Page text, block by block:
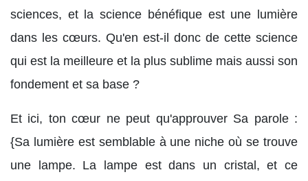
sciences, et la science bénéfique est une lumière
dans les cœurs. Qu'en est-il donc de cette science
qui est la meilleure et la plus sublime mais aussi son
fondement et sa base ?
Et ici, ton cœur ne peut qu'approuver Sa parole :
{Sa lumière est semblable à une niche où se trouve
une lampe. La lampe est dans un cristal, et ce